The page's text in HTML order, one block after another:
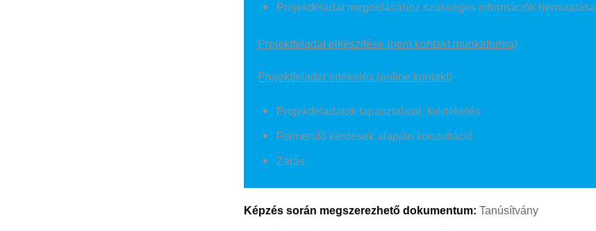
Projektfeladat megoldásához szükséges információk bemutatása
Projektfeladat elkészítése (nem kontakt munkaforma)
Projektfeladat értékelés (online kontakt)
Projektfeladatok tapasztalatai, kiértékelés
Felmerülő kérdések alapján konzultáció
Zárás
Képzés során megszerezhető dokumentum: Tanúsítvány